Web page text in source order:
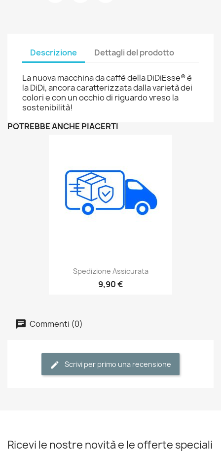
Descrizione Dettagli del prodotto
La nuova macchina da caffè della DiDiEsse® è
la DiDi, ancora caratterizzata dalla varietà dei
colori e con un occhio di riguardo vreso la
sostenibilità!
POTREBBE ANCHE PIACERTI
Spedizione Assicurata
9,90 €
Commenti (0)
Scrivi per primo una recensione
Ricevi le nostre novità e le offerte speciali